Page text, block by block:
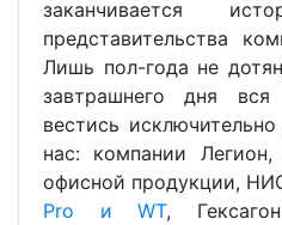
заканчивается
представительства
Лишь пол-года не
завтрашнего дня вся
вестись
нас: компании
офисной продукции,
Pro и WT,